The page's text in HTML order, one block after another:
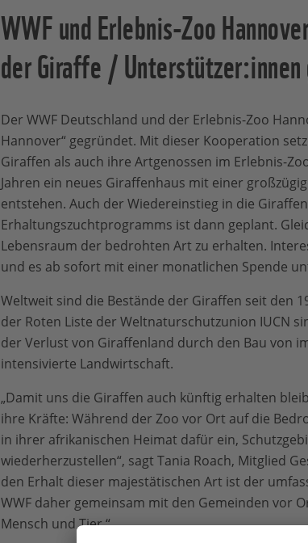
WWF und Erlebnis-Zoo
der Giraffe /
Der WWF Deutschland und der Erlebnis-Zoo
Hannover“ gegründet. Mit dieser Kooperation
Giraffen als auch ihre Artgenossen im Erlebnis-
Jahren ein neues Giraffenhaus mit einer
entstehen. Auch der Wiedereinstieg in die
Erhaltungszuchtprogramms ist dann geplant.
Lebensraum der bedrohten Art zu erhalten.
und es ab sofort mit einer monatlichen Spende
Weltweit sind die Bestände der Giraffen seit den
der Roten Liste der Weltnaturschutzunion IUCN
der Verlust von Giraffenland durch den Bau von
intensivierte Landwirtschaft.
„Damit uns die Giraffen auch künftig erhalten
ihre Kräfte: Während der Zoo vor Ort auf die
in ihrer afrikanischen Heimat dafür ein,
wiederherzustellen“, sagt Tania Roach, Mitglied
den Erhalt dieser majestätischen Art ist der
WWF daher gemeinsam mit den Gemeinden vor
Mensch und Tier.“